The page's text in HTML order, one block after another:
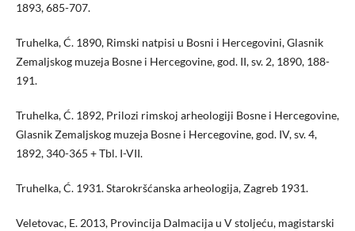
1893, 685-707.
Truhelka, Ć. 1890, Rimski natpisi u Bosni i Hercegovini, Glasnik
Zemaljskog muzeja Bosne i Hercegovine, god. II, sv. 2, 1890, 188-
191.
Truhelka, Ć. 1892, Prilozi rimskoj arheologiji Bosne i Hercegovine,
Glasnik Zemaljskog muzeja Bosne i Hercegovine, god. IV, sv. 4,
1892, 340-365 + Tbl. I-VII.
Truhelka, Ć. 1931. Starokršćanska arheologija, Zagreb 1931.
Veletovac, E. 2013, Provincija Dalmacija u V stoljeću, magistarski